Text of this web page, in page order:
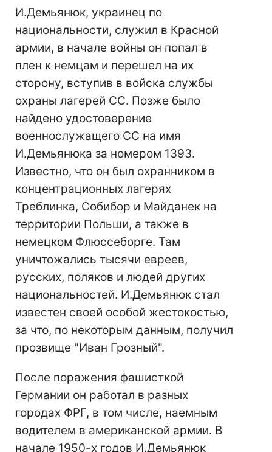
И.Демьянюк, украинец по
национальности, служил в Красной
армии, в начале войны он попал в
плен к немцам и перешел на их
сторону, вступив в войска службы
охраны лагерей СС. Позже было
найдено удостоверение
военнослужащего СС на имя
И.Демьянюка за номером 1393.
Известно, что он был охранником в
концентрационных лагерях
Треблинка, Собибор и Майданек на
территории Польши, а также в
немецком Флюссеборге. Там
уничтожались тысячи евреев,
русских, поляков и людей других
национальностей. И.Демьянюк стал
известен своей особой жестокостью,
за что, по некоторым данным, получил
прозвище "Иван Грозный".
После поражения фашисткой
Германии он работал в разных
городах ФРГ, в том числе, наемным
водителем в американской армии. В
начале 1950-х годов И.Демьянюк